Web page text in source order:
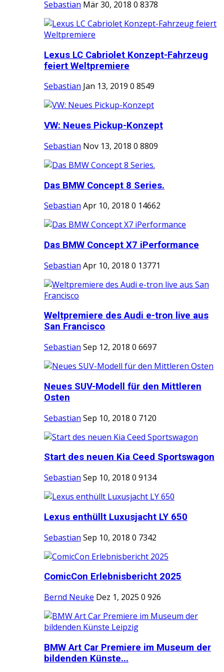
Sebastian Mär 30, 2018 0 8378
Lexus LC Cabriolet Konzept-Fahrzeug
feiert Weltpremiere
Sebastian Jan 13, 2019 0 8549
VW: Neues Pickup-Konzept
Sebastian Nov 13, 2018 0 8809
Das BMW Concept 8 Series.
Sebastian Apr 10, 2018 0 14662
Das BMW Concept X7 iPerformance
Sebastian Apr 10, 2018 0 13771
Weltpremiere des Audi e-tron live aus
San Francisco
Sebastian Sep 12, 2018 0 6697
Neues SUV-Modell für den Mittleren
Osten
Sebastian Sep 10, 2018 0 7120
Start des neuen Kia Ceed Sportswagon
Sebastian Sep 10, 2018 0 9134
Lexus enthüllt Luxusjacht LY 650
Sebastian Sep 10, 2018 0 7342
ComicCon Erlebnisbericht 2025
Bernd Neuke Dez 1, 2025 0 926
BMW Art Car Premiere im Museum der
bildenden Künste...